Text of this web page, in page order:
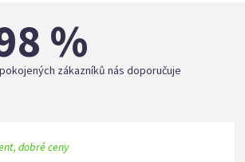
%
zákazníků nás doporučuje
dobré ceny